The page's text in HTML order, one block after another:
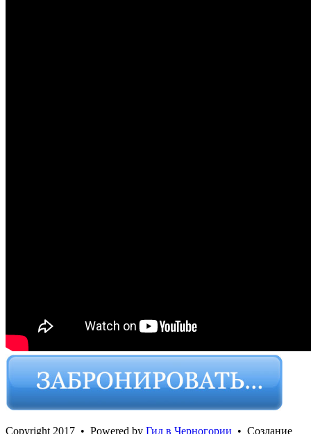
Сopyright 2017 • Powered by Гид в Черногории • Создание